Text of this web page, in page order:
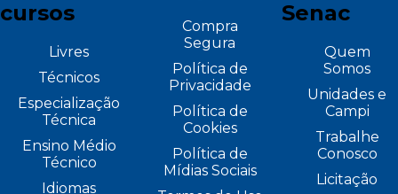
cursos
Livres
Técnicos
Especialização
Técnica
Ensino Médio
Técnico
Idiomas
Compra
Segura
Política de
Privacidade
Política de
Cookies
Política de
Mídias Sociais
Senac
Quem
Somos
Unidades e
Campi
Trabalhe
Conosco
Licitação